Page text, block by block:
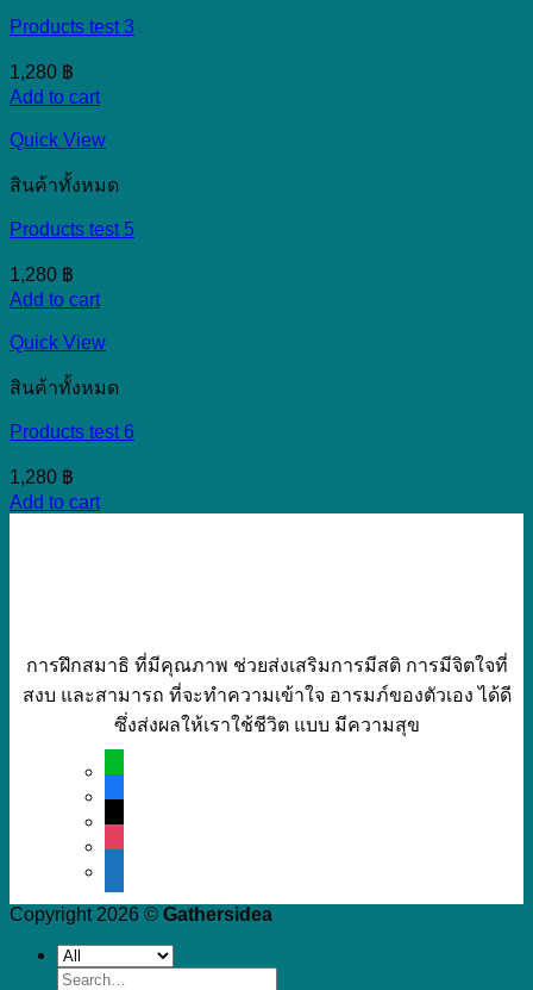
Products test 3
1,280 ฿
Add to cart
Quick View
สินค้าทั้งหมด
Products test 5
1,280 ฿
Add to cart
Quick View
สินค้าทั้งหมด
Products test 6
1,280 ฿
Add to cart
การฝึกสมาธิ ที่มีคุณภาพ ช่วยส่งเสริมการมีสติ การมีจิตใจที่
สงบ และสามารถ ที่จะทำความเข้าใจ อารมภ์ของตัวเอง ได้ดี
ซึ่งส่งผลให้เราใช้ชีวิต แบบ มีความสุข
Copyright 2026 © Gathersidea
Search